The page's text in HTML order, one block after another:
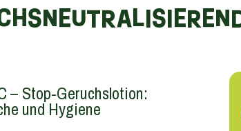
– Stop-Geruchslotion:
und Hygiene